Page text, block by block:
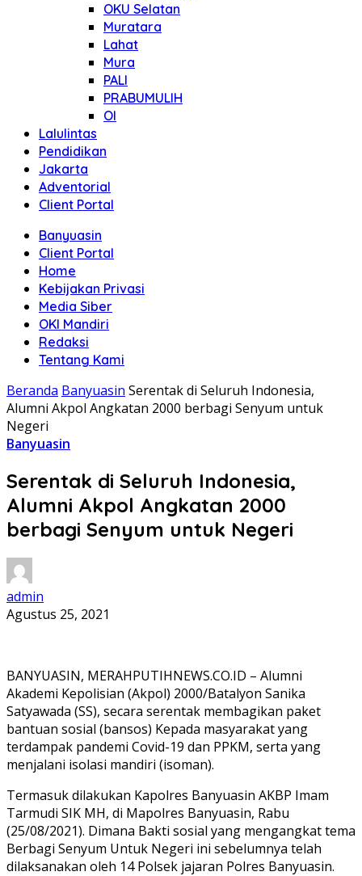
OKU Selatan
Muratara
Lahat
Mura
PALI
PRABUMULIH
OI
Lalulintas
Pendidikan
Jakarta
Adventorial
Client Portal
Banyuasin
Client Portal
Home
Kebijakan Privasi
Media Siber
OKI Mandiri
Redaksi
Tentang Kami
Beranda Banyuasin Serentak di Seluruh Indonesia,
Alumni Akpol Angkatan 2000 berbagi Senyum untuk
Negeri
Banyuasin
Serentak di Seluruh Indonesia,
Alumni Akpol Angkatan 2000
berbagi Senyum untuk Negeri
admin
Agustus 25, 2021
BANYUASIN, MERAHPUTIHNEWS.CO.ID – Alumni
Akademi Kepolisian (Akpol) 2000/Batalyon Sanika
Satyawada (SS), secara serentak membagikan paket
bantuan sosial (bansos) Kepada masyarakat yang
terdampak pandemi Covid-19 dan PPKM, serta yang
menjalani isolasi mandiri (isoman).
Termasuk dilakukan Kapolres Banyuasin AKBP Imam
Tarmudi SIK MH, di Mapolres Banyuasin, Rabu
(25/08/2021). Dimana Bakti sosial yang mengangkat tema
Berbagi Senyum Untuk Negeri ini sebelumnya telah
dilaksanakan oleh 14 Polsek jajaran Polres Banyuasin.